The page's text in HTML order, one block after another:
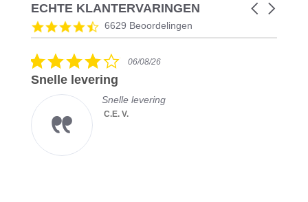
ECHTE KLANTERVARINGEN
Reviews
carousel
Carousel
4.5
star
6629 Beoordelingen
4.006/08/26
Snelle levering
Snelle levering
C.E. V.